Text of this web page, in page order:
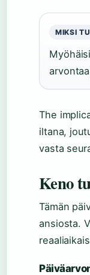
MIKSI
The
iltana,
vasta
Keno
Tämän
ansiosta.